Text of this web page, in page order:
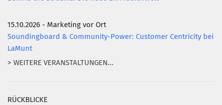
15.10.2026 - Marketing vor Ort
Soundingboard & Community-Power: Customer Centricity bei
LaMunt
> WEITERE VERANSTALTUNGEN...
RÜCKBLICKE